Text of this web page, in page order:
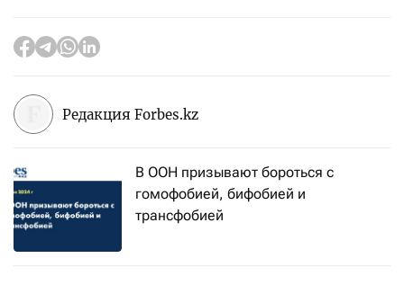
Редакция Forbes.kz
В ООН призывают бороться с
гомофобией, бифобией и
трансфобией